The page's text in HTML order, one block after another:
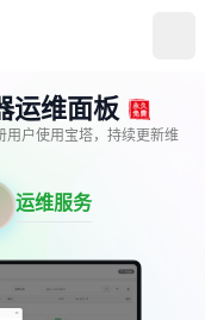
运维面板
户使用宝塔，持续更新维
运维服务